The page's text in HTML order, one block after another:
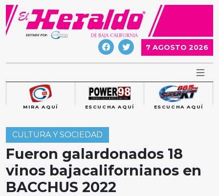
Skip
content
7 AGOSTO 2026
MIRA AQUÍ ESCUCHA AQUÍ ESCUCHA AQUÍ
CULTURA Y SOCIEDAD
Fueron galardonados 18
vinos bajacalifornianos en
BACCHUS 2022